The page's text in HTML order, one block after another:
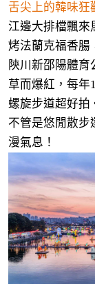
舌尖上的韓味狂
江邊大排檔飄來
烤法蘭克福香腸
陝川新邵陽體
草而爆紅，每年
螺旋步道超好拍
不管是悠閒散步
漫氣息！